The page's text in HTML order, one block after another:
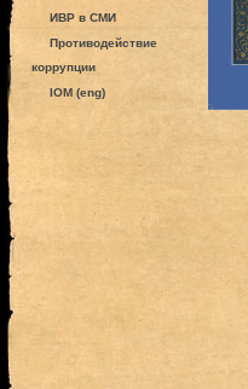
ИВР в СМИ
Противодействие
коррупции
IOM (eng)